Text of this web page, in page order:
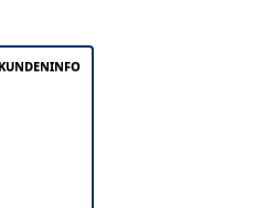
KUNDENINFO